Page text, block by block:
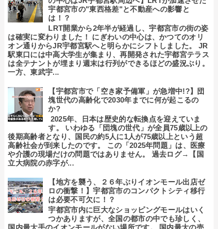
宇都宮市の"東西格差"と不動産への影響と
は！？
LRT開業から2年半が経過し、宇都宮市の街の姿
は確実に変わりました！ にぎわいの中心は、かつてのオリ
オン通りからJR宇都宮駅へと明らかにシフトしました。 JR
駅東口には中高大学生が集まり、再開発された宇都宮テラス
は全テナントが埋まり週末は行列ができるほどの盛況ぶり。
一方、東武宇...
【宇都宮市で「空き家予備軍」が急増中!?】団
塊世代の高齢化で2030年までに何が起こるの
か?
2025年、日本は歴史的な転換点を迎えていま
す。 いわゆる「団塊の世代」が全員75歳以上の
後期高齢者となり、国民の約5人に1人が75歳以上という超
高齢社会が到来したのです。 この「2025年問題」は、医療
や介護の現場だけの問題ではありません。 過去ログ→【国
立大病院の赤字が...
【地方を襲う、２６年ぶりイオンモール出店ゼ
ロの衝撃！】宇都宮市のコンパクトシティ移行
は必要不可欠に！？
宇都宮市内に巨大なショッピングモールはいく
つかありますが、全国の都市の中でも珍しく、